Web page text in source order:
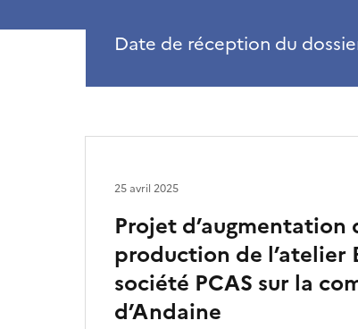
Date de réception du
Projet
production de l’atelier
société PCAS sur la
d’Andaine
25 avril 2025